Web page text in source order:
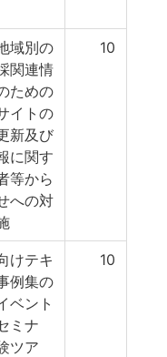
域別の
関連情
ための
イトの
新及び
に関す
等から
への対
10
けテキ
例集の
ベント
ミナ
ツア
10